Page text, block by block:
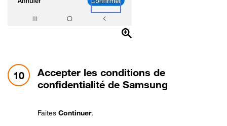
10 étape 10:
Accepter les conditions de
confidentialité de Samsung
Faites Continuer.